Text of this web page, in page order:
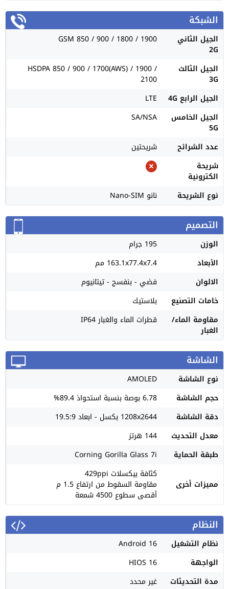
الشبكة
الجيل الثاني
2G
GSM 850 / 900 / 1800 / 1900
الجيل الثالث
3G
HSDPA 850 / 900 / 1700(AWS) / 1900 /
2100
الجيل الرابع 4G
LTE
الجيل الخامس
5G
SA/NSA
عدد الشرائح
شريحتين
شريحة
الكترونية
نوع الشريحة
نانو Nano-SIM
التصميم
الوزن
195 جرام
الأبعاد
163.1x77.4x7.4 مم
الالوان
فضي - بنفسج - تيتانيوم
خامات التصنيع
بلاستيك
مقاومة الماء/
الغبار
قطرات الماء والغبار IP64
الشاشة
نوع الشاشة
AMOLED
حجم الشاشة
6.78 بوصة بنسبة استحواذ 89.4%
دقة الشاشة
1208x2644 بكسل - ابعاد 19.5:9
معدل التحديث
144 هرتز
طبقة الحماية
Corning Gorilla Glass 7i
مميزات أخرى
كثافة بيكسلات 429ppi
مقاومة السقوط من ارتفاع 1.5 م
أقصى سطوع 4500 شمعة
النظام
نظام التشغيل
Android 16
الواجهة
HIOS 16
مدة التحديثات
غير محدد